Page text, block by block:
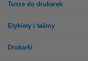
Tusze do drukarek
Etykiety i taśmy
Drukarki